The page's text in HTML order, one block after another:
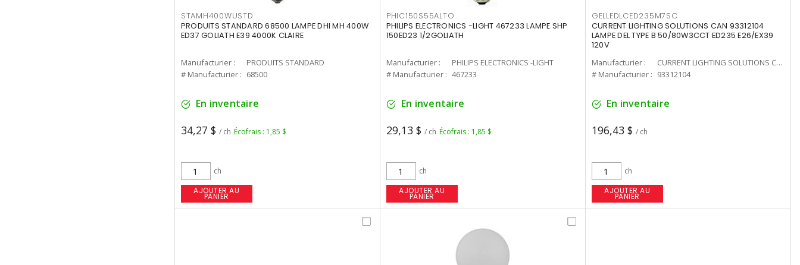
STAMH400WUSTD
PRODUITS STANDARD 68500 LAMPE DHI MH 400W
ED37 GOLIATH E39 4000K CLAIRE
Manufacturier :
PRODUITS STANDARD
# Manufacturier : 68500
En inventaire
34,27 $ / ch Écofrais : 1,85 $
ch
AJOUTER AU
PANIER
PHIC150S55ALTO
PHILIPS ELECTRONICS -LIGHT 467233 LAMPE SHP
150ED23 1/2GOLIATH
Manufacturier :
PHILIPS ELECTRONICS -LIGHT
# Manufacturier : 467233
En inventaire
29,13 $ / ch Écofrais : 1,85 $
ch
AJOUTER AU
PANIER
GELLEDLCED235M7SC
CURRENT LIGHTING SOLUTIONS CAN 93312104
LAMPE DEL TYPE B 50/80W3CCT ED235 E26/EX39
120V
Manufacturier :
CURRENT LIGHTING SOLUTIONS CAN
# Manufacturier : 93312104
En inventaire
196,43 $ / ch
ch
AJOUTER AU
PANIER